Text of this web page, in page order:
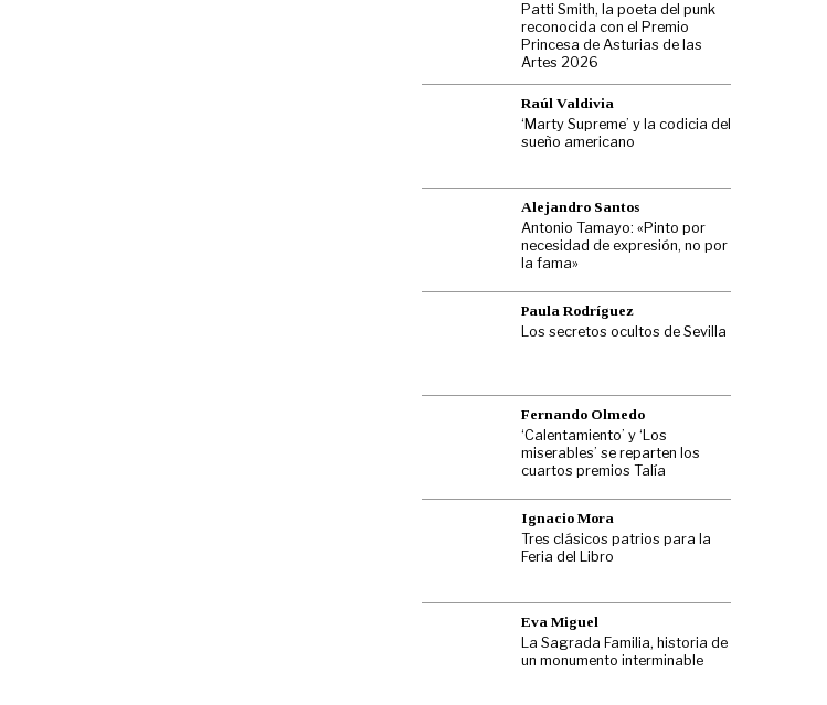
Patti Smith, la poeta del punk
reconocida con el Premio
Princesa de Asturias de las
Artes 2026
Raúl Valdivia
‘Marty Supreme’ y la codicia del
sueño americano
Alejandro Santos
Antonio Tamayo: «Pinto por
necesidad de expresión, no por
la fama»
Paula Rodríguez
Los secretos ocultos de Sevilla
Fernando Olmedo
‘Calentamiento’ y ‘Los
miserables’ se reparten los
cuartos premios Talía
Ignacio Mora
Tres clásicos patrios para la
Feria del Libro
Eva Miguel
La Sagrada Familia, historia de
un monumento interminable